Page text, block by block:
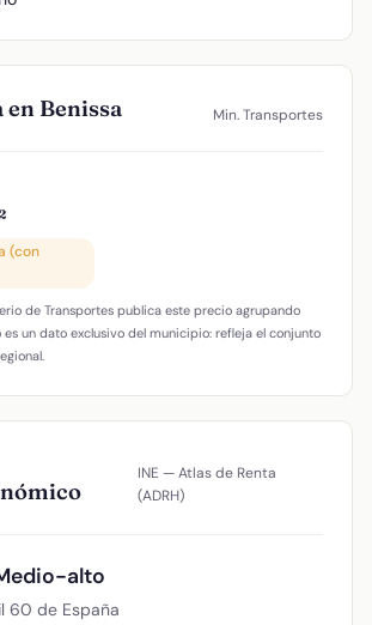
en Benissa Min. Transportes
(con
de Transportes publica este precio agrupando
un dato exclusivo del municipio: refleja el conjunto
INE — Atlas de Renta
(ADRH)
alto
60 de España